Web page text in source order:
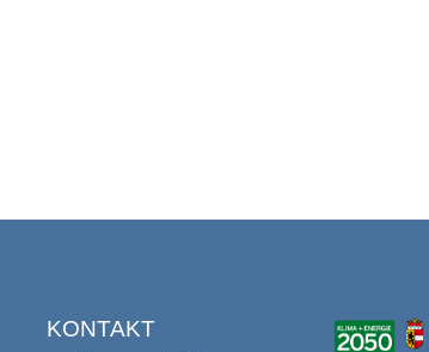
KONTAKT